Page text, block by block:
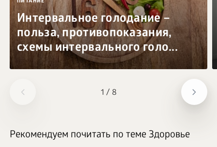
1 / 8
Интервальное голодание –
польза, противопоказания,
схемы интервального голо...
Рекомендуем почитать по теме Здоровье